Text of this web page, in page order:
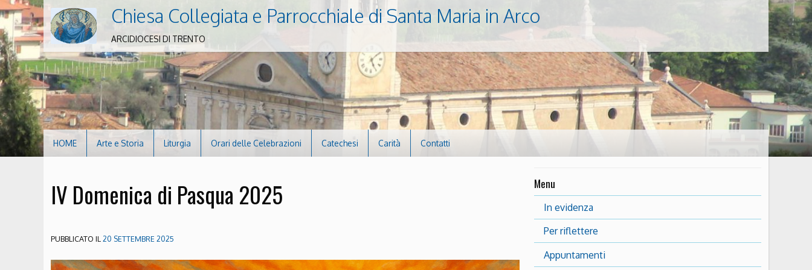
Chiesa Collegiata e Parrocchiale di Santa Maria in Arco
ARCIDIOCESI DI TRENTO
HOME Arte e Storia Liturgia Orari delle Celebrazioni Catechesi Carità Contatti
IV Domenica di Pasqua 2025
PUBBLICATO IL20 SETTEMBRE 2025
Menu
In evidenza
Per riflettere
Appuntamenti